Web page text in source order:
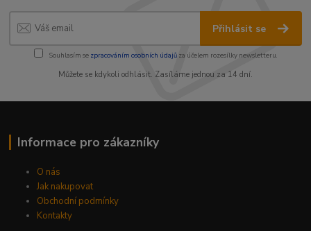
Přihlásit se
Souhlasím se zpracováním osobních údajůza účelem rozesílky newsletteru.
Můžete se kdykoli odhlásit. Zasíláme jednou za 14 dní.
Informace pro zákazníky
O nás
Jak nakupovat
Obchodní podmínky
Kontakty